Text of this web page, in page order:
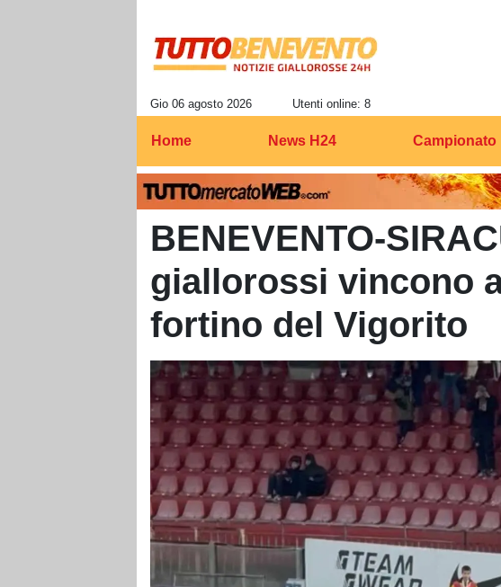
Gio 06 agosto 2026 Utenti online: 8
Home News H24 Campionato
BENEVENTO-
giallorossi vincono
fortino del Vigorito